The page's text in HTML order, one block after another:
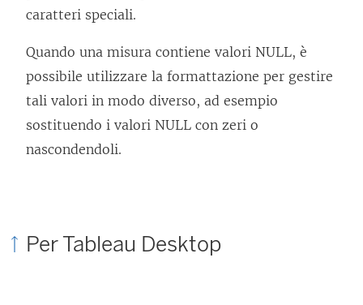
caratteri speciali.
Quando una misura contiene valori NULL, è
possibile utilizzare la formattazione per gestire
tali valori in modo diverso, ad esempio
sostituendo i valori NULL con zeri o
nascondendoli.
Per Tableau Desktop